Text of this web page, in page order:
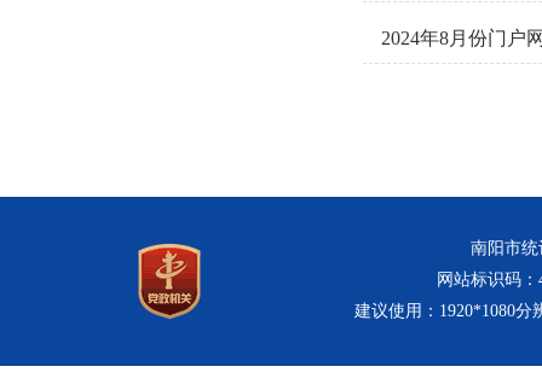
2024年8月份门户
南阳市统
网站标识码：
建议使用：1920*1080